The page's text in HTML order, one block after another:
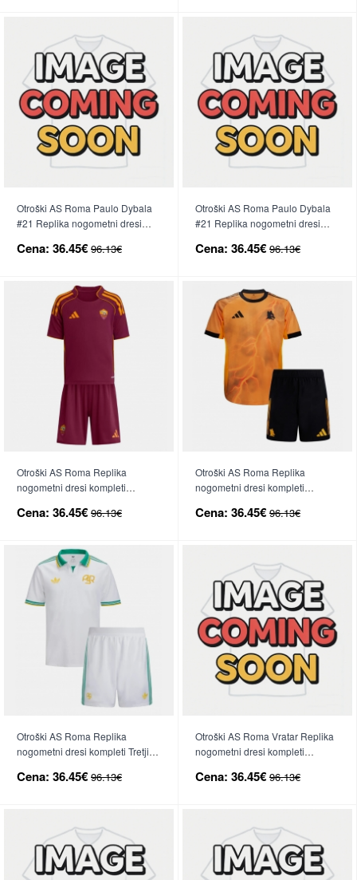
Otroški AS Roma Paulo Dybala
#21 Replika nogometni dresi
Kratek Rokav (+ hlače)
Cena: 36.45€ 96.13€
Otroški AS Roma Paulo Dybala
#21 Replika nogometni dresi
Rokav (+ hlače)
Cena: 36.45€ 96.13€
Otroški AS Roma Replika
nogometni dresi kompleti
hlače)
Cena: 36.45€ 96.13€
Otroški AS Roma Replika
nogometni dresi kompleti
(+ hlače)
Cena: 36.45€ 96.13€
Otroški AS Roma Replika
nogometni dresi kompleti Tretji
Cena: 36.45€ 96.13€
Otroški AS Roma Vratar Replika
nogometni dresi kompleti
hlače)
Cena: 36.45€ 96.13€